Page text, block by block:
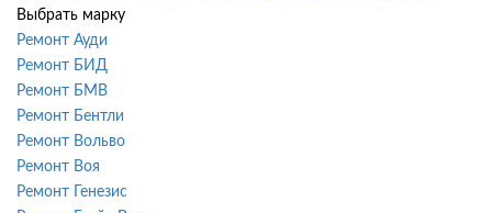
Выбрать марку
Ремонт Ауди
Ремонт БИД
Ремонт БМВ
Ремонт Бентли
Ремонт Вольво
Ремонт Воя
Ремонт Генезис